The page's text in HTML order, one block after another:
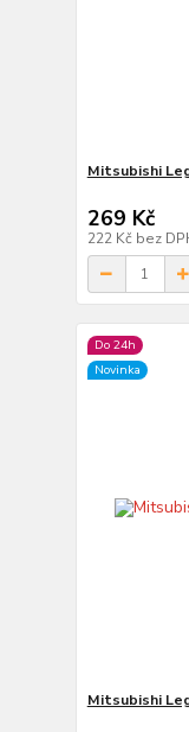
Mitsubishi
269 Kč
222 Kč bez
Do 24h
Novinka
Mitsubishi